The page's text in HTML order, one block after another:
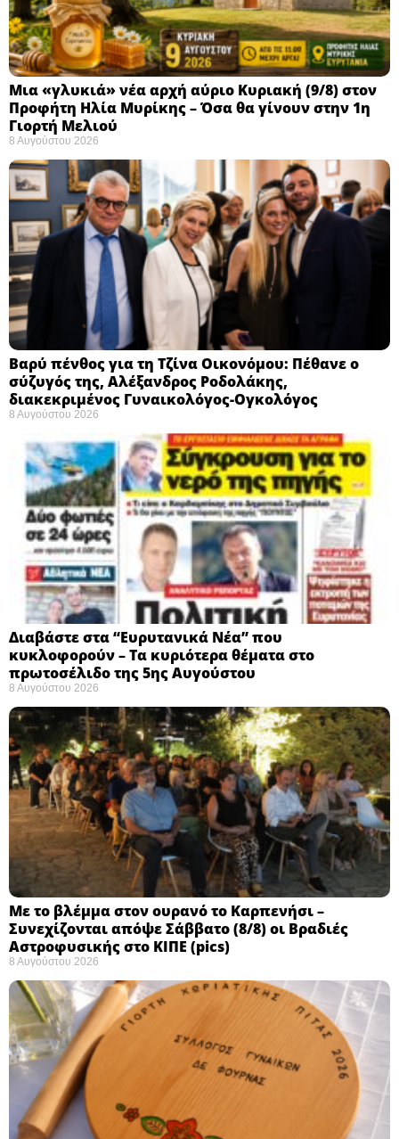
Μια «γλυκιά» νέα αρχή αύριο Κυριακή (9/8) στον
Προφήτη Ηλία Μυρίκης – Όσα θα γίνουν στην 1η
Γιορτή Μελιού
8 Αυγούστου 2026
Βαρύ πένθος για τη Τζίνα Οικονόμου: Πέθανε ο
σύζυγός της, Αλέξανδρος Ροδολάκης,
διακεκριμένος Γυναικολόγος-Ογκολόγος
8 Αυγούστου 2026
Διαβάστε στα “Ευρυτανικά Νέα” που
κυκλοφορούν – Τα κυριότερα θέματα στο
πρωτοσέλιδο της 5ης Αυγούστου
8 Αυγούστου 2026
Με το βλέμμα στον ουρανό το Καρπενήσι –
Συνεχίζονται απόψε Σάββατο (8/8) οι Βραδιές
Αστροφυσικής στο ΚΙΠΕ (pics)
8 Αυγούστου 2026